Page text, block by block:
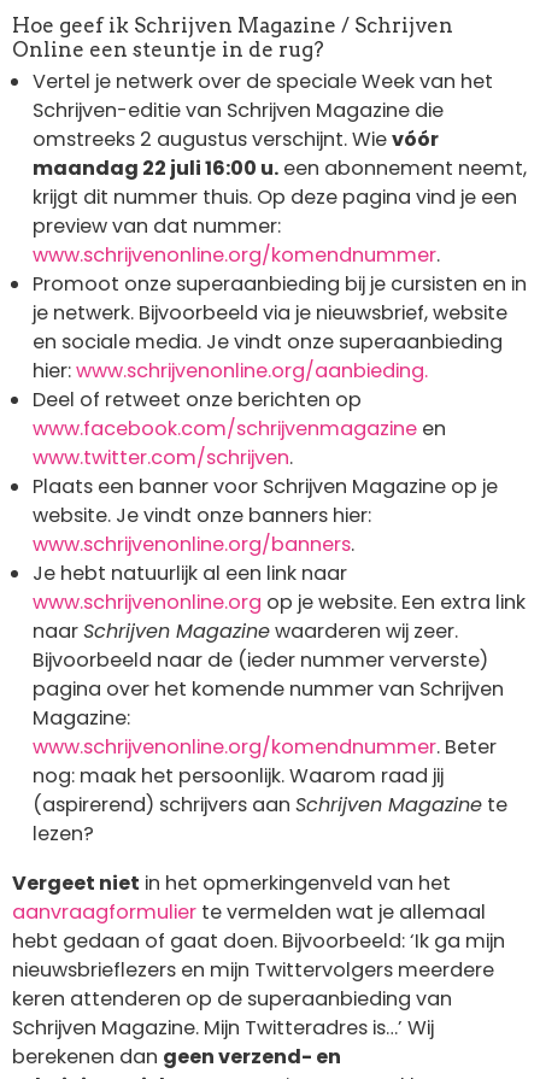
Hoe geef ik Schrijven Magazine / Schrijven
Online een steuntje in de rug?
Vertel je netwerk over de speciale Week van het
Schrijven-editie van Schrijven Magazine die
omstreeks 2 augustus verschijnt. Wievóór
maandag 22 juli 16:00 u.een abonnement neemt,
krijgt dit nummer thuis. Op deze pagina vind je een
preview van dat nummer:
www.schrijvenonline.org/komendnummer.
Promoot onze superaanbieding bij je cursisten en in
je netwerk. Bijvoorbeeld via je nieuwsbrief, website
en sociale media. Je vindt onze superaanbieding
hier:www.schrijvenonline.org/aanbieding.
Deel of retweet onze berichten op
www.facebook.com/schrijvenmagazineen
www.twitter.com/schrijven.
Plaats een banner voor Schrijven Magazine op je
website. Je vindt onze banners hier:
www.schrijvenonline.org/banners.
Je hebt natuurlijk al een link naar
www.schrijvenonline.org op je website. Een extra link
naarSchrijven Magazinewaarderen wij zeer.
Bijvoorbeeld naar de (ieder nummer ververste)
pagina over het komende nummer van Schrijven
Magazine:
www.schrijvenonline.org/komendnummer. Beter
nog: maak het persoonlijk. Waarom raad jij
(aspirerend) schrijvers aan Schrijven Magazinete
lezen?
Vergeet niet in het opmerkingenveld van het
aanvraagformulier te vermelden wat je allemaal
hebt gedaan of gaat doen. Bijvoorbeeld: ‘Ik ga mijn
nieuwsbrieflezers en mijn Twittervolgers meerdere
keren attenderen op de superaanbieding van
Schrijven Magazine. Mijn Twitteradres is…’ Wij
berekenen dan geen verzend- en